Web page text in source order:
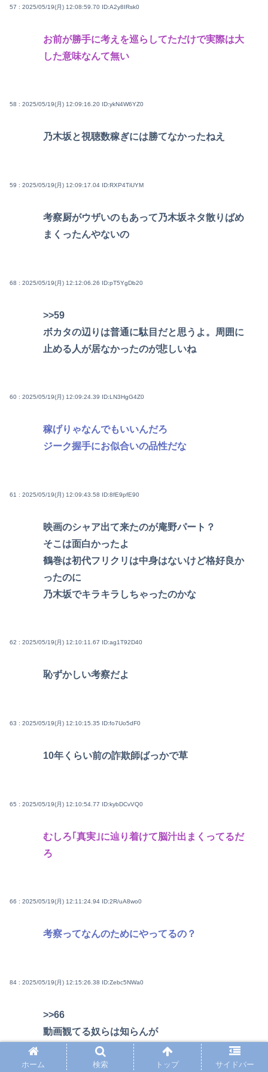
57 : 2025/05/19(月) 12:08:59.70 ID:A2y8IRsk0
お前が勝手に考えを巡らしてただけで実際は大
した意味なんて無い
58 : 2025/05/19(月) 12:09:16.20 ID:ykN4W6YZ0
乃木坂と視聴数稼ぎには勝てなかったねえ
59 : 2025/05/19(月) 12:09:17.04 ID:RXP4TiUYM
考察厨がウザいのもあって乃木坂ネタ散りばめ
まくったんやないの
68 : 2025/05/19(月) 12:12:06.26 ID:pT5YgDb20
>>59
ボカタの辺りは普通に駄目だと思うよ。周囲に
止める人が居なかったのが悲しいね
60 : 2025/05/19(月) 12:09:24.39 ID:LN3HgG4Z0
稼げりゃなんでもいいんだろ
ジーク握手にお似合いの品性だな
61 : 2025/05/19(月) 12:09:43.58 ID:8fE9pfE90
映画のシャア出て来たのが庵野パート？
そこは面白かったよ
鶴巻は初代フリクリは中身はないけど格好良か
ったのに
乃木坂でキラキラしちゃったのかな
62 : 2025/05/19(月) 12:10:11.67 ID:ag1T92D40
恥ずかしい考察だよ
63 : 2025/05/19(月) 12:10:15.35 ID:fo7Uo5dF0
10年くらい前の詐欺師ばっかで草
65 : 2025/05/19(月) 12:10:54.77 ID:kybDCvVQ0
むしろ｢真実｣に辿り着けて脳汁出まくってるだ
ろ
66 : 2025/05/19(月) 12:11:24.94 ID:2R/uA8wo0
考察ってなんのためにやってるの？
84 : 2025/05/19(月) 12:15:26.38 ID:Zebc5NWa0
>>66
動画観てる奴らは知らんが
作ってる側は”仕事”でやってるだけだが
ホーム 検索 トップ サイドバー